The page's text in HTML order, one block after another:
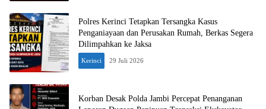
Polres Kerinci Tetapkan Tersangka Kasus
Penganiayaan dan Perusakan Rumah, Berkas Segera
Dilimpahkan ke Jaksa
Kerinci 29 Juli 2026
Korban Desak Polda Jambi Percepat Penanganan